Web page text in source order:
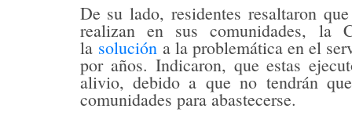
De su lado, residentes resaltaron
realizan en sus comunidades, la
la solución a la problemática en el
por años. Indicaron, que estas
alivio, debido a que no tendrán
comunidades para abastecerse.